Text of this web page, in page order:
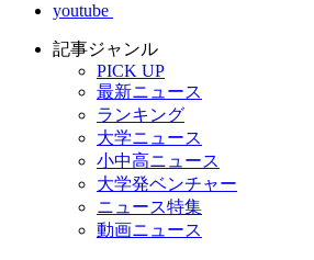
youtube
記事ジャンル
PICK UP
最新ニュース
ランキング
大学ニュース
小中高ニュース
大学発ベンチャー
ニュース特集
動画ニュース